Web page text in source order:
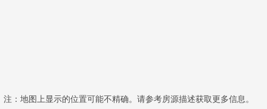
注：地图上显示的位置可能不精确。请参考房源描述获取更多信息。